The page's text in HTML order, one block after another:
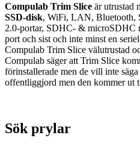
Compulab Trim Slice är utrustad
SSD-disk, WiFi, LAN, Bluetooth,
2.0-portar, SDHC- & microSDHC
port och sist och inte minst en
Compulab Trim Slice välutrustad
Compulab säger att Trim Slice
förinstallerade men de vill inte
offentliggjord men den kommer ut
Sök prylar